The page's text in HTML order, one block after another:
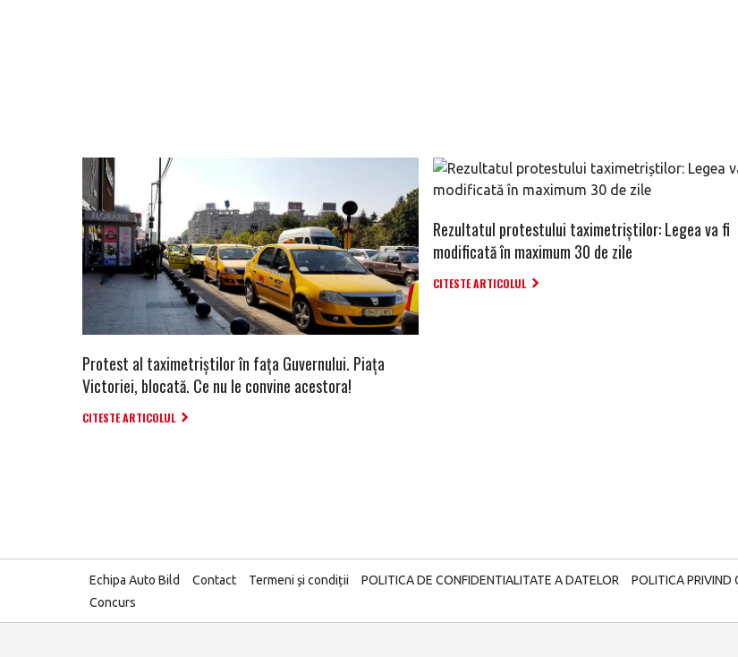
Protest al taximetriştilor în faţa Guvernului. Piaţa
Victoriei, blocată. Ce nu le convine acestora!
CITESTE ARTICOLUL
Rezultatul protestului taximetriștilor: Legea va fi
modificată în maximum 30 de zile
CITESTE ARTICOLUL
Echipa Auto Bild Contact Termeni și condiții POLITICA DE CONFIDENTIALITATE A DATELOR POLITICA PRIVIND
Concurs